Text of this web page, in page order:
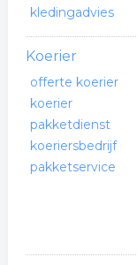
kledingadvies
Koerier
offerte koerier
koerier
pakketdienst
koeriersbedrijf
pakketservice